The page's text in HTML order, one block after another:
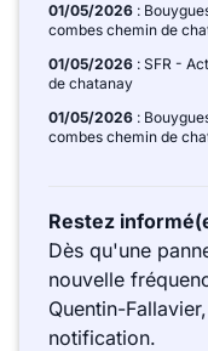
01/05/2026 :
combes chemin de
01/05/2026 : SFR -
de chatanay
01/05/2026 :
combes chemin de
Restez
Dès qu'une
nouvelle
Quentin-
notification.